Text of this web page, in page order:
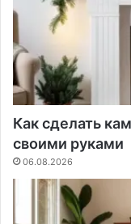
Как сделать
своими руками
06.08.2026